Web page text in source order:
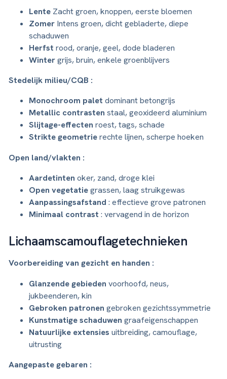
Lente Zacht groen, knoppen, eerste bloemen
Zomer Intens groen, dicht gebladerte, diepe
schaduwen
Herfst rood, oranje, geel, dode bladeren
Wintergrijs, bruin, enkele groenblijvers
Stedelijk milieu/CQB :
Monochroom palet dominant betongrijs
Metallic contrasten staal, geoxideerd aluminium
Slijtage-effecten roest, tags, schade
Strikte geometrierechte lijnen, scherpe hoeken
Open land/vlakten :
Aardetinten oker, zand, droge klei
Open vegetatiegrassen, laag struikgewas
Aanpassingsafstand : effectieve grove patronen
Minimaal contrast : vervagend in de horizon
Lichaamscamouflagetechnieken
Voorbereiding van gezicht en handen :
Glanzende gebieden voorhoofd, neus,
jukbeenderen, kin
Gebroken patronen gebroken gezichtssymmetrie
Kunstmatige schaduwen graafeigenschappen
Natuurlijke extensies uitbreiding, camouflage,
uitrusting
Aangepaste gebaren :